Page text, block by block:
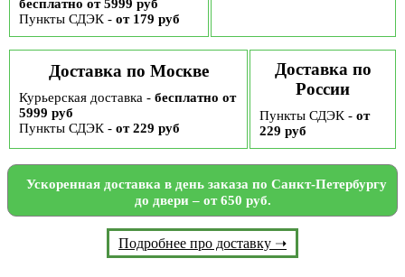
бесплатно от 5999 руб
Пункты СДЭК - от 179 руб
Доставка по Москве
Курьерская доставка - бесплатно от
5999 руб
Пункты СДЭК - от 229 руб
Доставка по
России
Пункты СДЭК - от
229 руб
Ускоренная доставка в день заказа по Санкт-Петербургу
до двери – от 650 руб.
Подробнее про доставку ➝